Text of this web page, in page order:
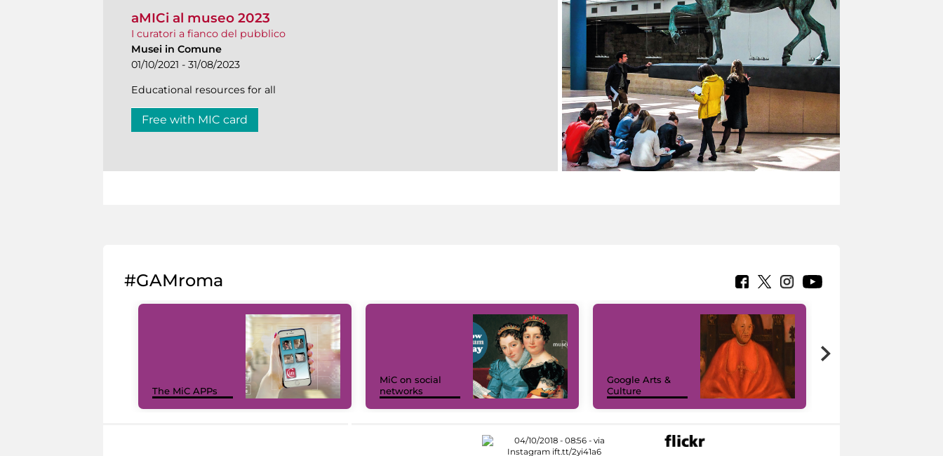
aMICi al museo 2023
I curatori a fianco del pubblico
Musei in Comune
01/10/2021 - 31/08/2023
Educational resources for all
Free with MIC card
#GAMroma
The MiC APPs
MiC on social
networks
Google Arts &
Culture